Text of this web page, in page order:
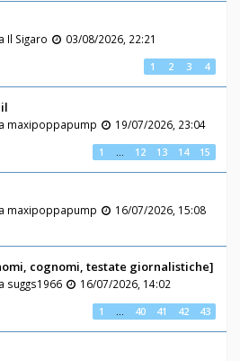
Il Sigaro
03/08/2026, 22:21
1 2 3 4
maxipoppapump
19/07/2026, 23:04
1 … 12 13 14 15
maxipoppapump
16/07/2026, 15:08
cognomi, testate giornalistiche]
suggs1966
16/07/2026, 14:02
1 … 40 41 42 43